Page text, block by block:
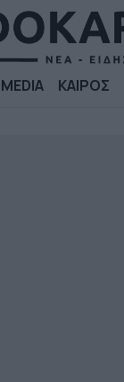
MEDIA ΚΑΙΡΟΣ